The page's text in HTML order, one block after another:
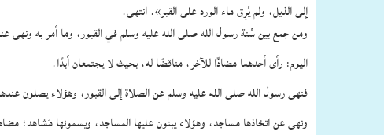
إلى الذيل، ولم يُرِق ماء الورد على القبر». انتهى.
ومن جمع بين سُنة رسول الله صلى الله عليه وسلم في القبور، وما أمر به ونهى
اليوم: رأى أحدهما مضادًّا للآخر، مناقضًا له، بحيث لا يجتمعان أبدًا.
فنهى رسول الله صلى الله عليه وسلم عن الصلاة إلى القبور، وهؤلاء يصلون
ونهى عن اتخاذها مساجد، وهؤلاء يبنون عليها المساجد، ويسمونها مَشاهد؛